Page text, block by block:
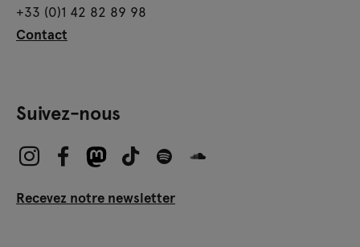
+33 (0)1 42 82 89 98
Contact
Suivez-nous
Recevez notre newsletter